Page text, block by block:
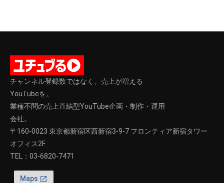
チャンネル登録数ではなく、売上が増える
YouTubeを。
業種不問の売上直結型YouTube企画・制作・運用
会社。
〒160-0023 東京都新宿区西新宿3-9-7 フロンティア新宿タワー
オフィス2F
TEL： 03-6820-7471